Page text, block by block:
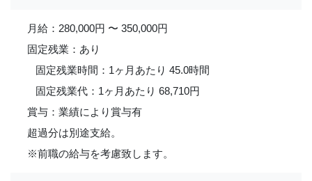
月給：280,000円 〜 350,000円
固定残業：あり
固定残業時間：1ヶ月あたり 45.0時間
固定残業代：1ヶ月あたり 68,710円
賞与：業績により賞与有
超過分は別途支給。
※前職の給与を考慮致します。